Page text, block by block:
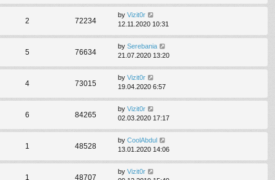
2 72234
by Vizit0r
12.11.2020 10:31
5 76634
by Serebania
21.07.2020 13:20
4 73015
by Vizit0r
19.04.2020 6:57
6 84265
by Vizit0r
02.03.2020 17:17
1 48528
by CoolAbdul
13.01.2020 14:06
1 48707
by Vizit0r